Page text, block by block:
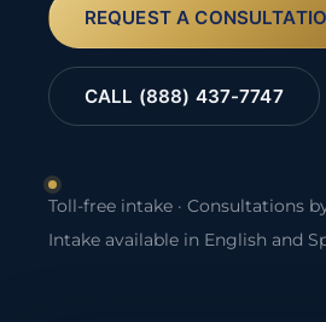
REQUEST A
CALL (888) 437-7747
Toll-free intake · Consultations
Intake available in English and